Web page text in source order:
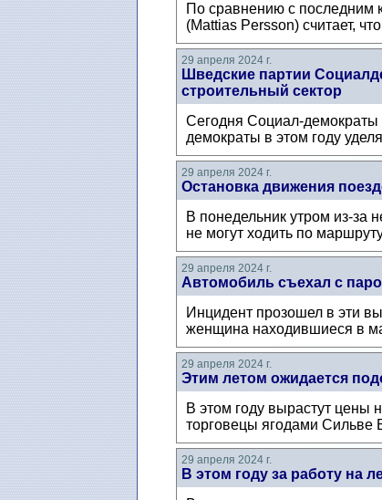
По сравнению с последним
(Mattias Persson) считает,
29 апреля 2024 г.
Шведские партии
строительный сектор
Сегодня Социал-демократы
демократы в этом году
29 апреля 2024 г.
Остановка движения
В понедельник утром из-за
не могут ходить по
29 апреля 2024 г.
Автомобиль съехал с
Инцидент прозошел в эти
женщина находившиеся в
29 апреля 2024 г.
Этим летом ожидается
В этом году вырастут цены
торговецы ягодами Сильве
29 апреля 2024 г.
В этом году за работу на